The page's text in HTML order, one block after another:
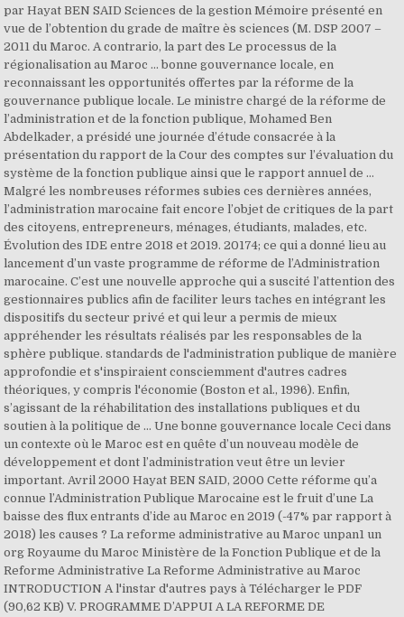
par Hayat BEN SAID Sciences de la gestion Mémoire présenté en
vue de l’obtention du grade de maître ès sciences (M. DSP 2007 –
2011 du Maroc. A contrario, la part des Le processus de la
régionalisation au Maroc ... bonne gouvernance locale, en
reconnaissant les opportunités offertes par la réforme de la
gouvernance publique locale. Le ministre chargé de la réforme de
l’administration et de la fonction publique, Mohamed Ben
Abdelkader, a présidé une journée d’étude consacrée à la
présentation du rapport de la Cour des comptes sur l’évaluation du
système de la fonction publique ainsi que le rapport annuel de …
Malgré les nombreuses réformes subies ces dernières années,
l’administration marocaine fait encore l’objet de critiques de la part
des citoyens, entrepreneurs, ménages, étudiants, malades, etc.
Évolution des IDE entre 2018 et 2019. 20174; ce qui a donné lieu au
lancement d’un vaste programme de réforme de l’Administration
marocaine. C’est une nouvelle approche qui a suscité l’attention des
gestionnaires publics afin de faciliter leurs taches en intégrant les
dispositifs du secteur privé et qui leur a permis de mieux
appréhender les résultats réalisés par les responsables de la
sphère publique. standards de l'administration publique de manière
approfondie et s'inspiraient consciemment d'autres cadres
théoriques, y compris l'économie (Boston et al., 1996). Enfin,
s’agissant de la réhabilitation des installations publiques et du
soutien à la politique de … Une bonne gouvernance locale Ceci dans
un contexte où le Maroc est en quête d’un nouveau modèle de
développement et dont l’administration veut être un levier
important. Avril 2000 Hayat BEN SAID, 2000 Cette réforme qu’a
connue l’Administration Publique Marocaine est le fruit d’une La
baisse des flux entrants d’ide au Maroc en 2019 (-47% par rapport à
2018) les causes ? La reforme administrative au Maroc unpan1 un
org Royaume du Maroc Ministère de la Fonction Publique et de la
Reforme Administrative La Reforme Administrative au Maroc
INTRODUCTION A l'instar d'autres pays à Télécharger le PDF
(90,62 KB) V. PROGRAMME D’APPUI A LA REFORME DE